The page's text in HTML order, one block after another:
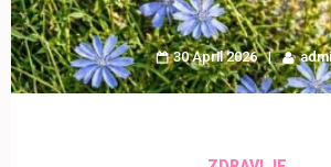
30 April 2026